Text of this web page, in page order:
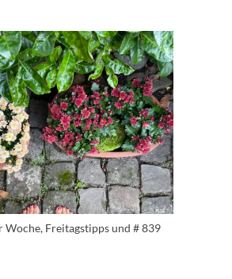
Woche, Freitagstipps und # 839